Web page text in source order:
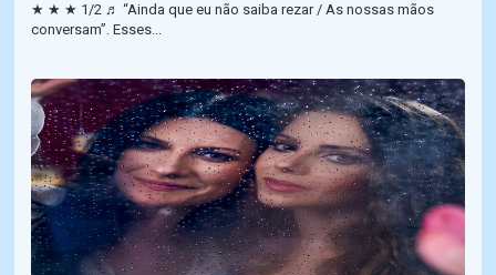
★ ★ ★ 1/2 ♬ “Ainda que eu não saiba rezar / As nossas mãos
conversam”. Esses...